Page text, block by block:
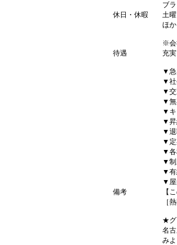
ブ
休日・休暇
土
ほ
※会
待遇
充
▼急
▼社
▼交
▼無
▼キ
▼昇
▼退
▼定
▼各
▼制
▼有
▼屋
備考
【
［
★グ
名
み